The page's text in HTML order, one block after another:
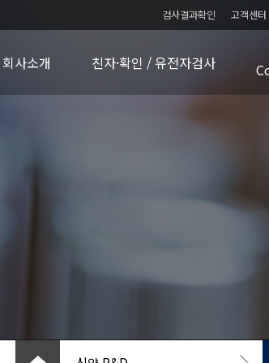
검사결과확인 고객센터
회사소개 친자·확인 / 유전자검사